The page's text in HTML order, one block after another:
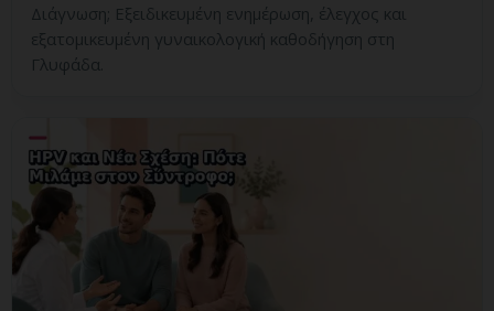
Διάγνωση; Εξειδικευμένη ενημέρωση, έλεγχος και
εξατομικευμένη γυναικολογική καθοδήγηση στη
Γλυφάδα.